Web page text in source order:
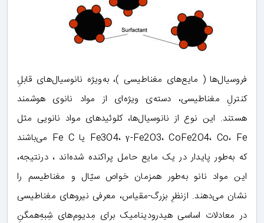
فروسیال‌ها ( مایع‌های مغناطیسی )، به‌ویژه نانوسیال‌های قابلِ
کنترلِ مغناطیسی، دسته‌ی ویژه‌ای از مواد نانوی هوشمند
هستند. این نوع از نانوسیال‌ها، کلوئیدهای مواد نانویی مثل
Fe3O4، γ-Fe2O3، CoFe2O4، Co، Fe یا Fe C می‌باشند
که به‌طور پایدار در یک مایع حامل پراکنده شده‌اند ، درنتیجه،
این مواد نانو به‌طور همزمان خواص سیّال و مغناطیسم را
نشان می‌دهند. ازنظرِ بزرگ-مقیاس، معرفی نیروهای مغناطیسی
در معادلات اساسی هیدرودینامیک برای مِدیوم‌های شِبهِ‌همگنِ